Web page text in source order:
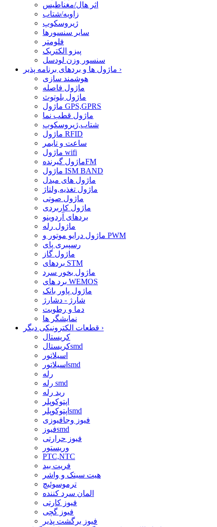
اثر هال/مغناطیس
زاویه/شتاب
ژیروسکوپ
سایر سنسورها
فلومتر
پیزو الکتریک
سنسور وزن لودسل
›
هوشمند سازی
ماژول فاصله
ماژول بلوتوث
ماژول GPS,GPRS
ماژول قطب نما
شتاب,ژیروسکوپ
ماژول RFID
ساعت و تایمر
ماژول wifi
ماژول گیرندهFM
ماژول ISM BAND
ماژول های مبدل
ماژول تغذیه,ولتاژ
ماژول صوتی
ماژول کاربردی
بردهای آردوینو
ماژول رله
ماژول درایو موتور و PWM
رسپبری پای
ماژول گاز
بردهای STM
ماژول بخور سرد
برد های WEMOS
ماژول پاور بانک
شارژ - دشارژ
دما و رطوبت
نمایشگر ها
›
کریستال
کریستالsmd
اسیلاتور
اسیلاتورsmd
رله
رله smd
رید رله
اپتوکوپلر
اپتوکوپلرsmd
فیوز وجافیوزی
فیوزsmd
فیوز حرارتی
وریستور
PTC,NTC
فریت بید
هیت سینک و واشر
ترموسوئیچ
المان سرد کننده
فیوز کارتی
فیوز گچی
فیوز برگشت پذیر